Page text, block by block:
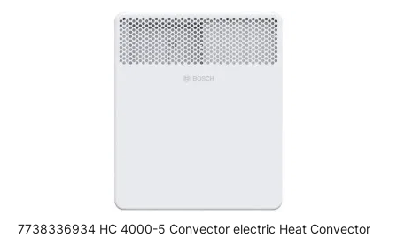
7738336934 HC 4000-5 Convector electric Heat Convector